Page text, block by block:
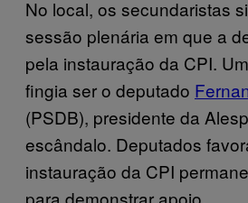
No local, os secundaristas
sessão plenária em que a
pela instauração da CPI.
fingia ser o deputado
(PSDB), presidente da
escândalo. Deputados
instauração da CPI
para demonstrar apoio.